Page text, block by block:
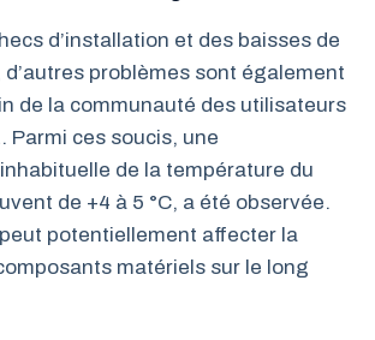
d’installation et des baisses de
problèmes sont également
de la communauté des utilisateurs
Parmi ces soucis, une
de la température du
de +4 à 5 °C, a été observée.
potentiellement affecter la
matériels sur le long